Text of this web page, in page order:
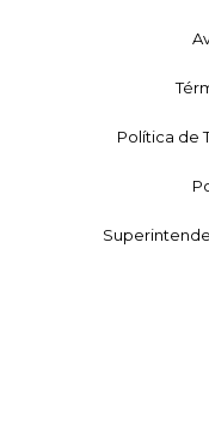
Política de